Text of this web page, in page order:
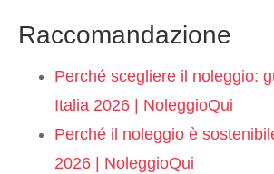
Raccomandazione
Perché scegliere il noleggio:
Italia 2026 | NoleggioQui
Perché il noleggio è
2026 | NoleggioQui